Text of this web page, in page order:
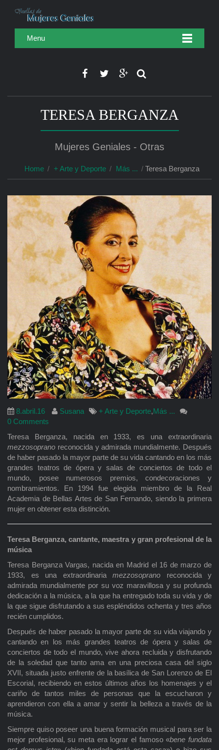
Menu
TERESA BERGANZA
Mujeres Geniales - Otras
Home + Arte y Deporte Más ... Teresa Berganza
8.abril.16 Susana + Arte y Deporte,Más ...
0 Comments
Teresa Berganza, nacida en 1933, es una extraordinaria
mezzosoprano reconocida y admirada mundialmente. Después
de haber pasado la mayor parte de su vida cantando en los más
grandes teatros de ópera y salas de conciertos de todo el
mundo, posee numerosos premios, condecoraciones y
nombramientos. En 1994 fue elegida miembro de la Real
Academia de Bellas Artes de San Fernando, siendo la primera
mujer en obtener esta distinción.
Teresa Berganza, cantante, maestra y gran profesional de la
música
Teresa Berganza Vargas, nacida en Madrid el 16 de marzo de
1933, es una extraordinaria mezzosoprano reconocida y
admirada mundialmente por su voz maravillosa y su profunda
dedicación a la música, a la que ha entregado toda su vida y de
la que sigue disfrutando a sus espléndidos ochenta y tres años
recién cumplidos.
Después de haber pasado la mayor parte de su vida viajando y
cantando en los más grandes teatros de ópera y salas de
conciertos de todo el mundo, vive ahora recluida y disfrutando
de la soledad que tanto ama en una preciosa casa del siglo
XVII, situada justo enfrente de la basílica de San Lorenzo de El
Escorial, recibiendo en estos últimos años los homenajes y el
cariño de tantos miles de personas que la escucharon y
aprendieron con ella a amar y sentir la belleza a través de la
música.
Siempre quiso poseer una buena formación musical para ser la
mejor profesional, su meta era lograr el famoso «bene fundata